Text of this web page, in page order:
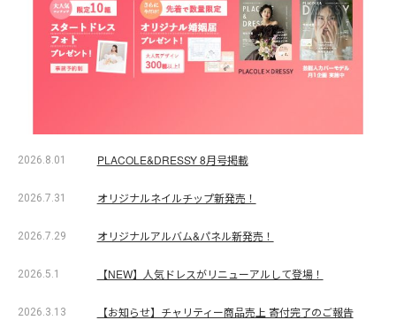
2026.8.01 PLACOLE&DRESSY 8月号掲載
2026.7.31 オリジナルネイルチップ新発売！
2026.7.29 オリジナルアルバム&パネル新発売！
2026.5.1 【NEW】人気ドレスがリニューアルして登場！
2026.3.13 【お知らせ】チャリティー商品売上 寄付完了のご報告